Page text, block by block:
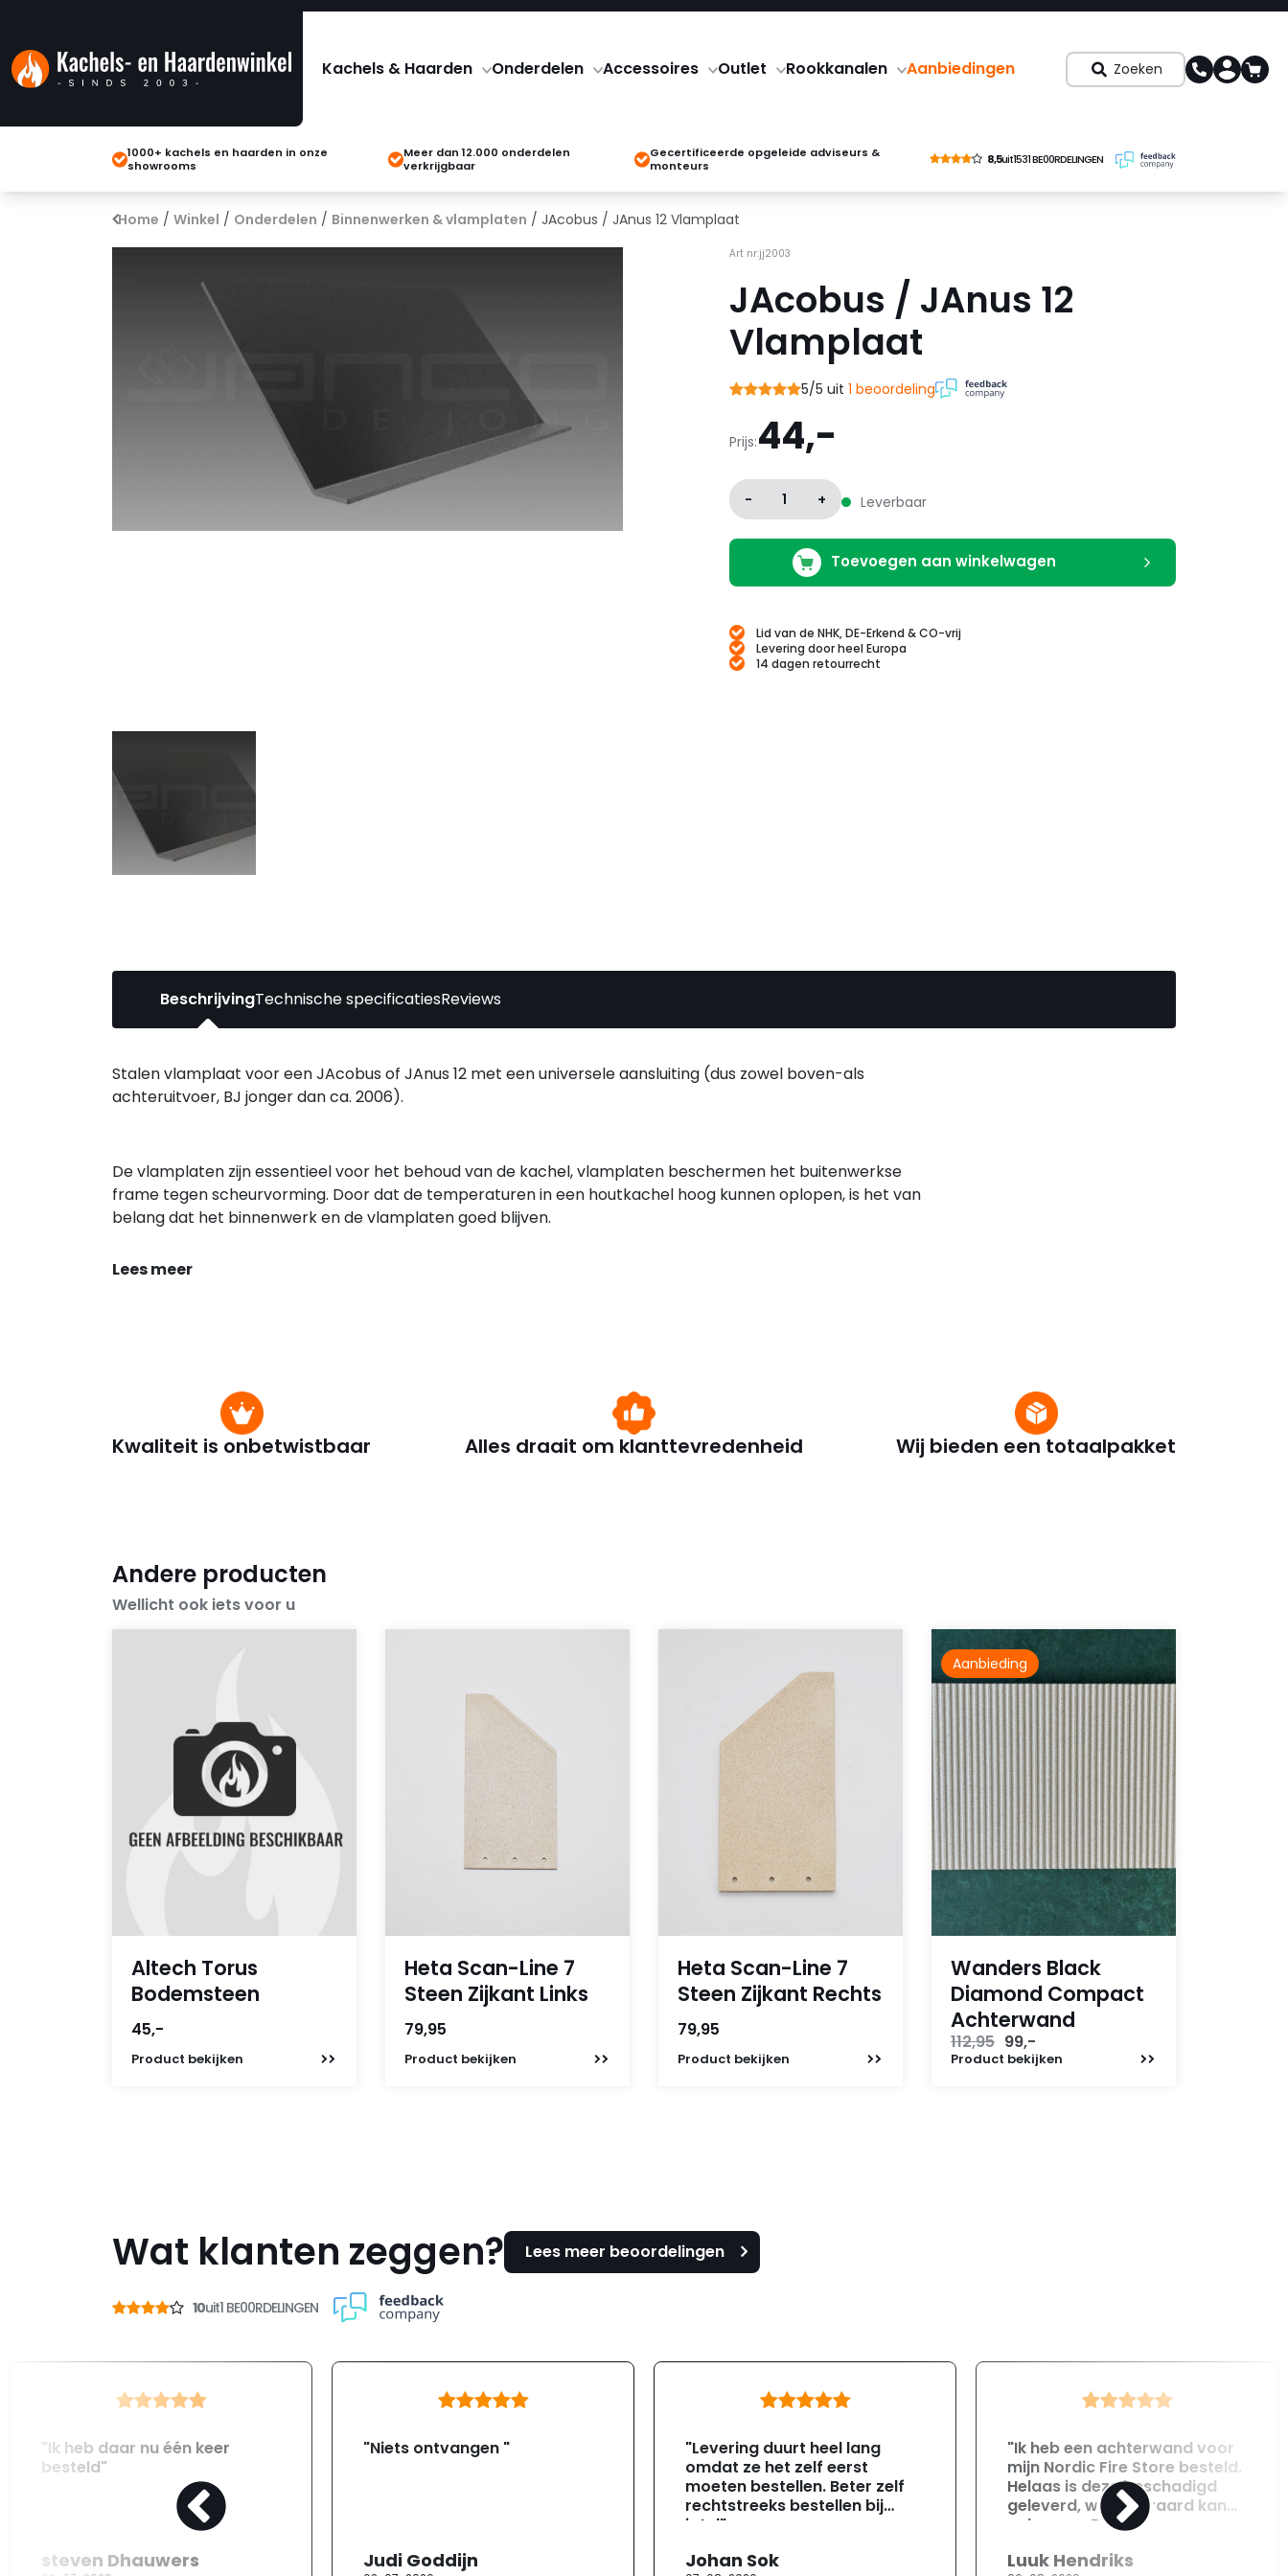
Kachels & Haarden Onderdelen Accessoires Outlet Rookkanalen Aanbiedingen Zoeken
1000+ kachels en haarden in onze
showrooms
Meer dan 12.000 onderdelen
verkrijgbaar
Gecertificeerde opgeleide adviseurs &
monteurs
8,5uit1531 BE00RDELINGEN
Home / Winkel / Onderdelen / Binnenwerken & vlamplaten / JAcobus / JAnus 12 Vlamplaat
Art nr:jj2003
JAcobus / JAnus 12
Vlamplaat
5/5 uit 1 beoordeling
Prijs:44,-
- 1 + Leverbaar
Toevoegen aan winkelwagen
Lid van de NHK, DE-Erkend & CO-vrij
Levering door heel Europa
14 dagen retourrecht
BeschrijvingTechnische specificatiesReviews
Stalen vlamplaat voor een JAcobus of JAnus 12 met een universele aansluiting (dus zowel boven-als
achteruitvoer, BJ jonger dan ca. 2006).
De vlamplaten zijn essentieel voor het behoud van de kachel, vlamplaten beschermen het buitenwerkse
frame tegen scheurvorming. Door dat de temperaturen in een houtkachel hoog kunnen oplopen, is het van
belang dat het binnenwerk en de vlamplaten goed blijven.
Lees meer
Kwaliteit is onbetwistbaar Alles draait om klanttevredenheid Wij bieden een totaalpakket
Andere producten
Wellicht ook iets voor u
Altech Torus
Bodemsteen
45,-
Product bekijken
Heta Scan-Line 7
Steen Zijkant Links
79,95
Product bekijken
Heta Scan-Line 7
Steen Zijkant Rechts
79,95
Product bekijken
Aanbieding
Wanders Black
Diamond Compact
Achterwand
112,95 Oorspronkelijke
prijs
99,-
prijs
Product bekijken
Wat klanten zeggen? Lees meer beoordelingen
10uit1 BE00RDELINGEN
"Ik heb daar nu één keer
besteld"
steven Dhauwers
"Niets ontvangen "
Judi Goddijn
"Levering duurt heel lang
omdat ze het zelf eerst
moeten bestellen. Beter zelf
rechtstreeks bestellen bij
jotul"
Johan Sok
"Ik heb een achterwand voor
mijn Nordic Fire Store besteld.
Helaas is deze beschadigd
geleverd, wat uiteraard kan
gebeuren. Direct na
opgenomen met de
Luuk Hendriks